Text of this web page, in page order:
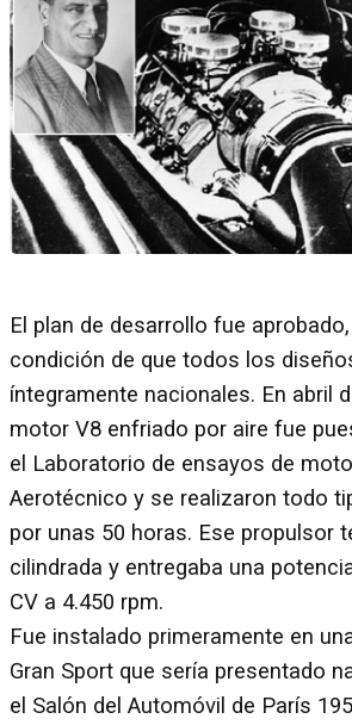
El plan de desarrollo fue
condición de que todos los
íntegramente nacionales. En abril
motor V8 enfriado por aire fue
el Laboratorio de ensayos de
Aerotécnico y se realizaron todo
por unas 50 horas. Ese propulsor
cilindrada y entregaba una
CV a 4.450 rpm.
Fue instalado primeramente en
Gran Sport que sería presentado
el Salón del Automóvil de París